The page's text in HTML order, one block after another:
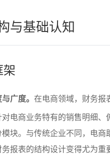
与基础认知
广度。 在电商领域，财务报
电商业务特有的销售明细、
块。与传统企业不同，电商
报表的结构设计变得尤为重